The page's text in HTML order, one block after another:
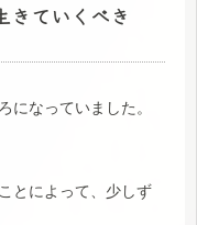
きていくべき
になっていました。
とによって、少しず